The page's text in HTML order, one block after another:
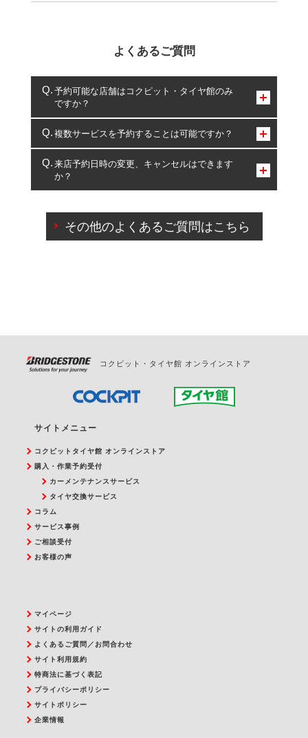
よくあるご質問
予約可能な店舗はコクピット・タイヤ館のみ
ですか？
コクピット・タイヤ館のみとなります。
複数サービスを予約することは可能ですか？
複数サービスのご予約は可能です。
一部の商品・サービスの組み合わせに限り、同時にご予約が
出来ないものもございます。
来店予約日時の変更、キャンセルはできます
か？
ご来店予約日の3営業日前を過ぎている場合のご予約
の日時変更につきましては、直接ご予約の店舗まで
その他のよくあるご質問はこちら
コクピット・タイヤ館 オンラインストア
サイトメニュー
コクピットタイヤ館 オンラインストア
購入・作業予約受付
カーメンテナンスサービス
タイヤ交換サービス
コラム
サービス事例
ご相談受付
お客様の声
マイページ
サイトの利用ガイド
よくあるご質問／お問合わせ
サイト利用規約
特商法に基づく表記
プライバシーポリシー
サイトポリシー
企業情報